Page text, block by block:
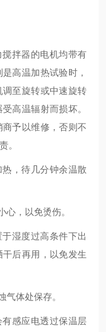
拌器的电机均带有
高温加热试验时，
至旋转或中速旋转
高温辐射而损坏。
予以维修，否则不
。
，待几分钟余温散
，以免烫伤。
湿度过高条件下出
后再用，以免发生
体处保存。
感应电透过保温层